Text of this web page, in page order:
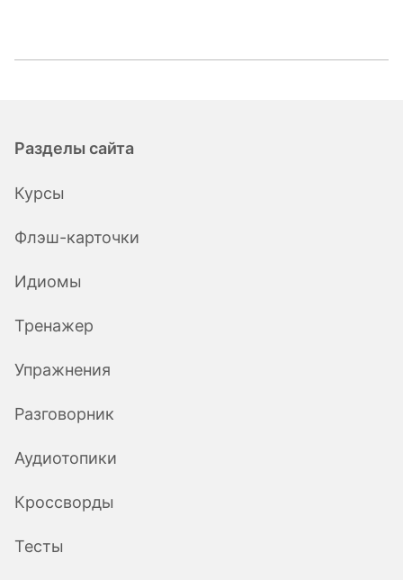
Разделы сайта
Курсы
Флэш-карточки
Идиомы
Тренажер
Упражнения
Разговорник
Аудиотопики
Кроссворды
Тесты